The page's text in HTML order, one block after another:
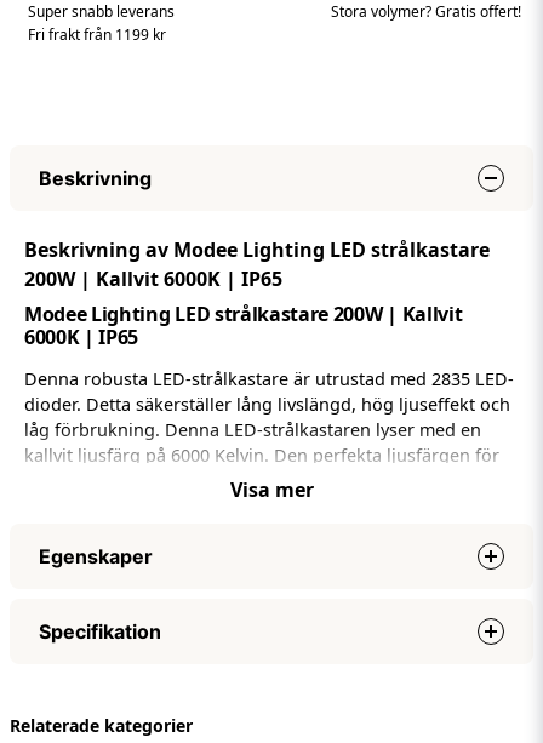
Super snabb leverans
Stora volymer? Gratis offert!
Fri frakt från 1199 kr
Beskrivning
Beskrivning av Modee Lighting LED strålkastare
200W | Kallvit 6000K | IP65
Modee Lighting LED strålkastare 200W | Kallvit
6000K | IP65
Denna robusta LED-strålkastare är utrustad med 2835 LED-
dioder. Detta säkerställer lång livslängd, hög ljuseffekt och
låg förbrukning. Denna LED-strålkastaren lyser med en
kallvit ljusfärg på 6000 Kelvin. Den perfekta ljusfärgen för
starkt upplysta parkeringsgarage, trädgårdar och lager.
Säkerhetsbelysning
Parkeringsbelysning
Terrassbelysning
Visa mer
Egenskaper
Nätspänning (volt)
Lumen per watt
Specifikation
Effekt
Relaterade kategorier